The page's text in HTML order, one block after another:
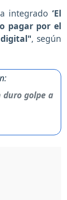
integrado ‘El
pagar por el
, según
duro golpe a